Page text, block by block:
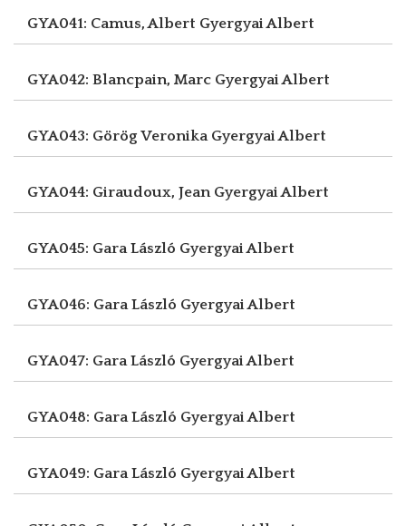
GYA041: Camus, Albert Gyergyai Albert
GYA042: Blancpain, Marc Gyergyai Albert
GYA043: Görög Veronika Gyergyai Albert
GYA044: Giraudoux, Jean Gyergyai Albert
GYA045: Gara László Gyergyai Albert
GYA046: Gara László Gyergyai Albert
GYA047: Gara László Gyergyai Albert
GYA048: Gara László Gyergyai Albert
GYA049: Gara László Gyergyai Albert